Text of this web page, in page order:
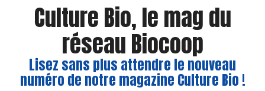
Culture Bio, le mag du
réseau Biocoop
Lisez sans plus attendre le nouveau
numéro de notre magazine Culture Bio !